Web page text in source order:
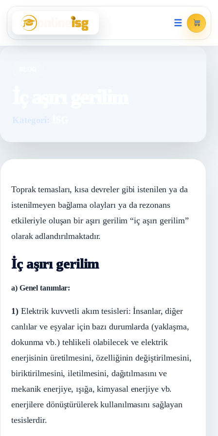
☰
Kategori:
Toprak temasları, kısa devreler gibi istenilen ya da
istenilmeyen bağlama olayları ya da rezonans
etkileriyle oluşan bir aşırı gerilim “iç aşırı gerilim”
olarak adlandırılmaktadır.
İç aşırı gerilim
a) Genel tanımlar:
1)Elektrik kuvvetli akım tesisleri: İnsanlar, diğer
canlılar ve eşyalar için bazı durumlarda (yaklaşma,
dokunma vb.) tehlikeli olabilecek ve elektrik
enerjisinin üretilmesini, özelliğinin değiştirilmesini,
biriktirilmesini, iletilmesini, dağıtılmasını ve
mekanik enerjiye, ışığa, kimyasal enerjiye vb.
enerjilere dönüştürülerek kullanılmasını sağlayan
tesislerdir.